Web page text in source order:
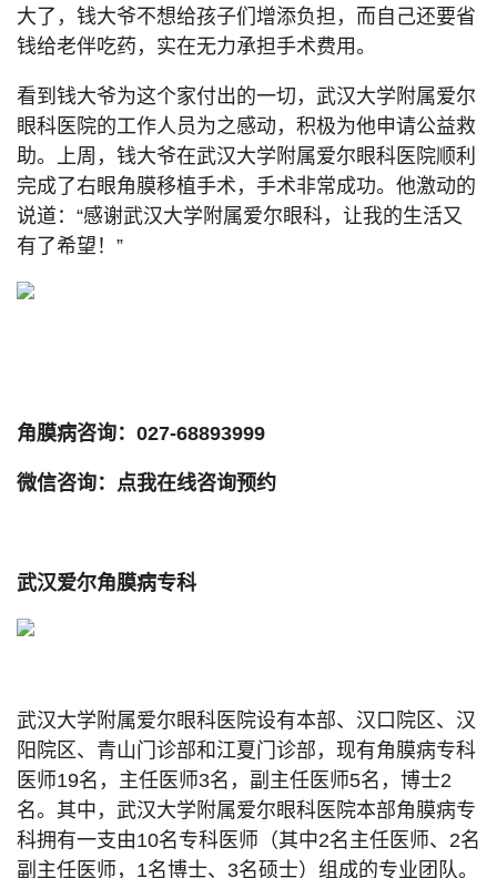
大了，钱大爷不想给孩子们增添负担，而自己还要省
钱给老伴吃药，实在无力承担手术费用。
看到钱大爷为这个家付出的一切，武汉大学附属爱尔
眼科医院的工作人员为之感动，积极为他申请公益救
助。上周，钱大爷在武汉大学附属爱尔眼科医院顺利
完成了右眼角膜移植手术，手术非常成功。他激动的
说道：“感谢武汉大学附属爱尔眼科，让我的生活又
有了希望！”
角膜病咨询：027-68893999
微信咨询：点我在线咨询预约
武汉爱尔角膜病专科
武汉大学附属爱尔眼科医院设有本部、汉口院区、汉
阳院区、青山门诊部和江夏门诊部，现有角膜病专科
医师19名，主任医师3名，副主任医师5名，博士2
名。其中，武汉大学附属爱尔眼科医院本部角膜病专
科拥有一支由10名专科医师（其中2名主任医师、2名
副主任医师，1名博士、3名硕士）组成的专业团队。